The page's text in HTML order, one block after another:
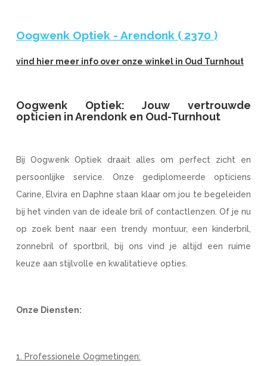
Oogwenk Optiek - Arendonk ( 2370 )
vind hier meer info over onze winkel in Oud Turnhout
Oogwenk Optiek: Jouw vertrouwde
opticien in Arendonk en Oud-Turnhout
Bij Oogwenk Optiek draait alles om perfect zicht en
persoonlijke service. Onze gediplomeerde opticiens
Carine, Elvira en Daphne staan klaar om jou te begeleiden
bij het vinden van de ideale bril of contactlenzen. Of je nu
op zoek bent naar een trendy montuur, een kinderbril,
zonnebril of sportbril, bij ons vind je altijd een ruime
keuze aan stijlvolle en kwalitatieve opties.
Onze Diensten:
1. Professionele Oogmetingen: